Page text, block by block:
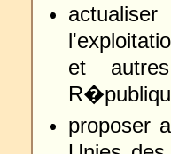
et
proposer